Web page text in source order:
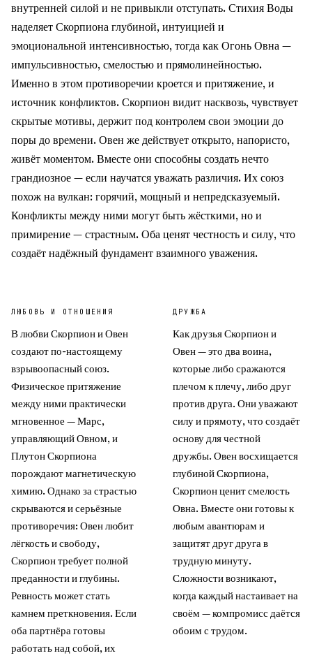
внутренней силой и не привыкли отступать. Стихия Воды
наделяет Скорпиона глубиной, интуицией и
эмоциональной интенсивностью, тогда как Огонь Овна —
импульсивностью, смелостью и прямолинейностью.
Именно в этом противоречии кроется и притяжение, и
источник конфликтов. Скорпион видит насквозь, чувствует
скрытые мотивы, держит под контролем свои эмоции до
поры до времени. Овен же действует открыто, напористо,
живёт моментом. Вместе они способны создать нечто
грандиозное — если научатся уважать различия. Их союз
похож на вулкан: горячий, мощный и непредсказуемый.
Конфликты между ними могут быть жёсткими, но и
примирение — страстным. Оба ценят честность и силу, что
создаёт надёжный фундамент взаимного уважения.
ЛЮБОВЬ И ОТНОШЕНИЯ
В любви Скорпион и Овен
создают по-настоящему
взрывоопасный союз.
Физическое притяжение
между ними практически
мгновенное — Марс,
управляющий Овном, и
Плутон Скорпиона
порождают магнетическую
химию. Однако за страстью
скрываются и серьёзные
противоречия: Овен любит
лёгкость и свободу,
Скорпион требует полной
преданности и глубины.
Ревность может стать
камнем преткновения. Если
оба партнёра готовы
работать над собой, их
ДРУЖБА
Как друзья Скорпион и
Овен — это два воина,
которые либо сражаются
плечом к плечу, либо друг
против друга. Они уважают
силу и прямоту, что создаёт
основу для честной
дружбы. Овен восхищается
глубиной Скорпиона,
Скорпион ценит смелость
Овна. Вместе они готовы к
любым авантюрам и
защитят друг друга в
трудную минуту.
Сложности возникают,
когда каждый настаивает на
своём — компромисс даётся
обоим с трудом.